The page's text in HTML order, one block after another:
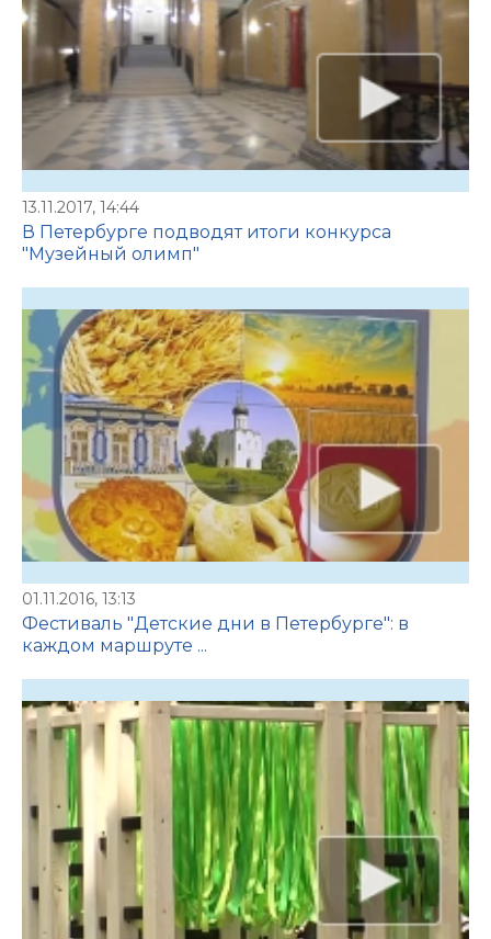
13.11.2017, 14:44
В Петербурге подводят итоги конкурса
"Музейный олимп"
01.11.2016, 13:13
Фестиваль "Детские дни в Петербурге": в
каждом маршруте ...